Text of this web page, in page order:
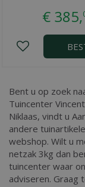
€ 385,
Bent u op zoek
Tuincenter
Niklaas, vindt u
andere
webshop. Wilt u
netzak 3kg dan
tuincenter waar
adviseren. Graag